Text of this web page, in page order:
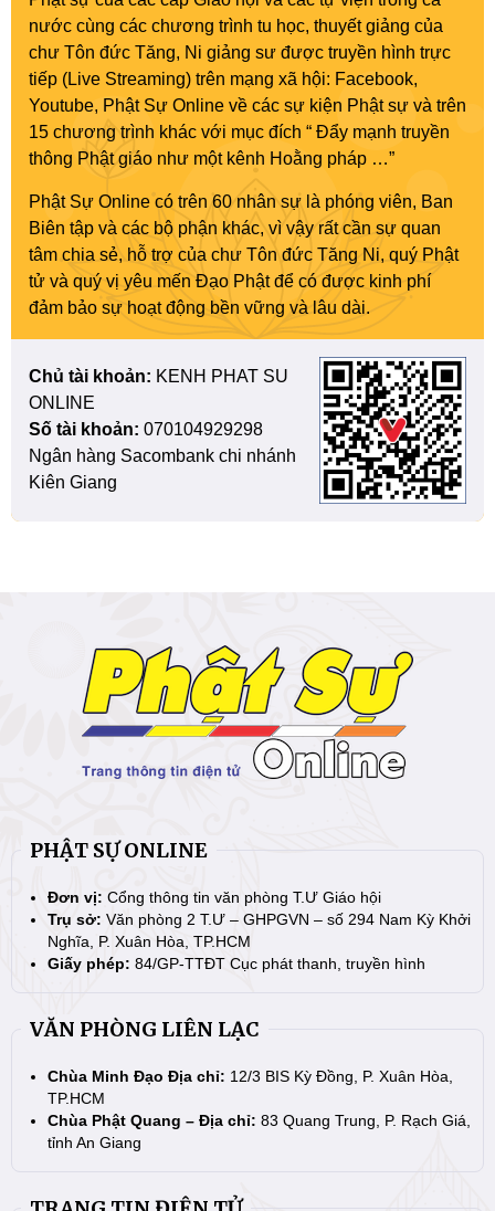
nước cùng các chương trình tu học, thuyết giảng của
chư Tôn đức Tăng, Ni giảng sư được truyền hình trực
tiếp (Live Streaming) trên mạng xã hội: Facebook,
Youtube, Phật Sự Online về các sự kiện Phật sự và trên
15 chương trình khác với mục đích “ Đẩy mạnh truyền
thông Phật giáo như một kênh Hoằng pháp …”
Phật Sự Online có trên 60 nhân sự là phóng viên, Ban
Biên tập và các bộ phận khác, vì vậy rất cần sự quan
tâm chia sẻ, hỗ trợ của chư Tôn đức Tăng Ni, quý Phật
tử và quý vị yêu mến Đạo Phật để có được kinh phí
đảm bảo sự hoạt động bền vững và lâu dài.
Chủ tài khoản: KENH PHAT SU
ONLINE
Số tài khoản: 070104929298
Ngân hàng Sacombank chi nhánh
Kiên Giang
PHẬT SỰ ONLINE
Đơn vị: Cổng thông tin văn phòng T.Ư Giáo hội
Trụ sở: Văn phòng 2 T.Ư – GHPGVN – số 294 Nam Kỳ Khởi
Nghĩa, P. Xuân Hòa, TP.HCM
Giấy phép: 84/GP-TTĐT Cục phát thanh, truyền hình
VĂN PHÒNG LIÊN LẠC
Chùa Minh Đạo Địa chỉ: 12/3 BIS Kỳ Đồng, P. Xuân Hòa,
TP.HCM
Chùa Phật Quang – Địa chỉ: 83 Quang Trung, P. Rạch Giá,
tỉnh An Giang